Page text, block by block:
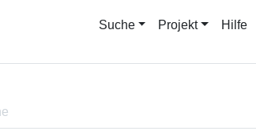
Suche Projekt Hilfe